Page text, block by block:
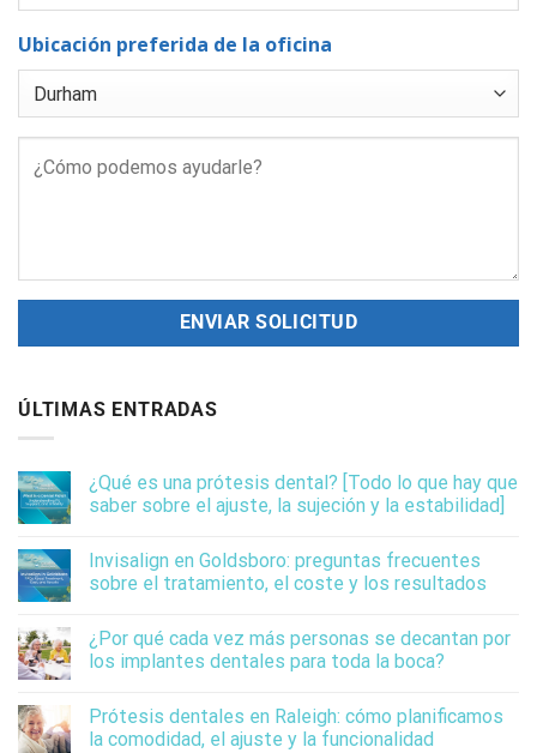
Ubicación preferida de la oficina
ÚLTIMAS ENTRADAS
¿Qué es una prótesis dental? [Todo lo que hay que
saber sobre el ajuste, la sujeción y la estabilidad]
Invisalign en Goldsboro: preguntas frecuentes
sobre el tratamiento, el coste y los resultados
¿Por qué cada vez más personas se decantan por
los implantes dentales para toda la boca?
Prótesis dentales en Raleigh: cómo planificamos
la comodidad, el ajuste y la funcionalidad